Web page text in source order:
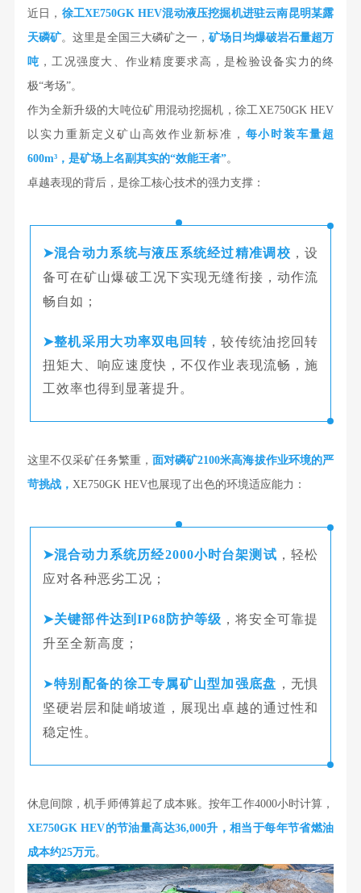
近日， 徐工XE750GK HEV混动液压挖掘机进驻云南昆明某露
天磷矿。这里是全国三大磷矿之一，矿场日均爆破岩石量超万
吨 ，工况强度大、作业精度要求高，是检验设备实力的终
极“考场”。
作为全新升级的大吨位矿用混动挖掘机，徐工XE750GK HEV
以实力重新定义矿山高效作业新标准， 每小时装车量超
600m³，是矿场上名副其实的“效能王者”。
卓越表现的背后，是徐工核心技术的强力支撑：
➤混合动力系统与液压系统经过精准调校 ，设
备可在矿山爆破工况下实现无缝衔接，动作流
畅自如；
➤整机采用大功率双电回转 ，较传统油挖回转
扭矩大、响应速度快，不仅作业表现流畅，施
工效率也得到显著提升。
这里不仅采矿任务繁重， 面对磷矿2100米高海拔作业环境的严
苛挑战， XE750GK HEV也展现了出色的环境适应能力 ：
➤混合动力系统历经2000小时台架测试 ，轻松
应对各种恶劣工况；
➤关键部件达到IP68防护等级 ，将安全可靠提
升至全新高度；
➤特别配备的徐工专属矿山型加强底盘 ，无惧
坚硬岩层和陡峭坡道，展现出卓越的通过性和
稳定性。
休息间隙，机手师傅算起了成本账。按年工作4000小时计算，
XE750GK HEV的节油量高达36,000升，相当于每年节省燃油
成本约25万元。